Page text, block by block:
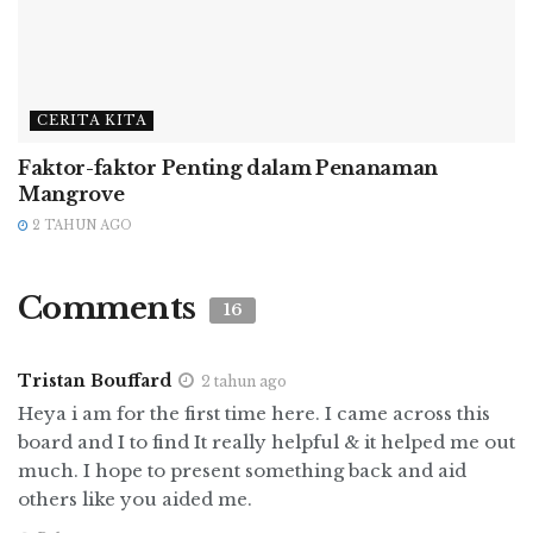
Gunakan kuas atau spons jika perlu
Saat membersihkan sayuran, akar seperti
kentang atau wortel, bisa digunakan sikat sayur
sayur bersih untuk menggosok kentang, wortel,
Sayuran dan buah-buahan tertentu
membutuhkan perawatan ekstra
Buah dengan jenis beri-berian (stawberi,
CERITA KITA
Faktor-faktor Penting dalam Penanaman
Mangrove
2 TAHUN AGO
Comments 16
Tristan Bouffard 2 tahun ago
Heya i am for the first time here. I came across this
board and I to find It really helpful & it helped me out
much. I hope to present something back and aid
others like you aided me.